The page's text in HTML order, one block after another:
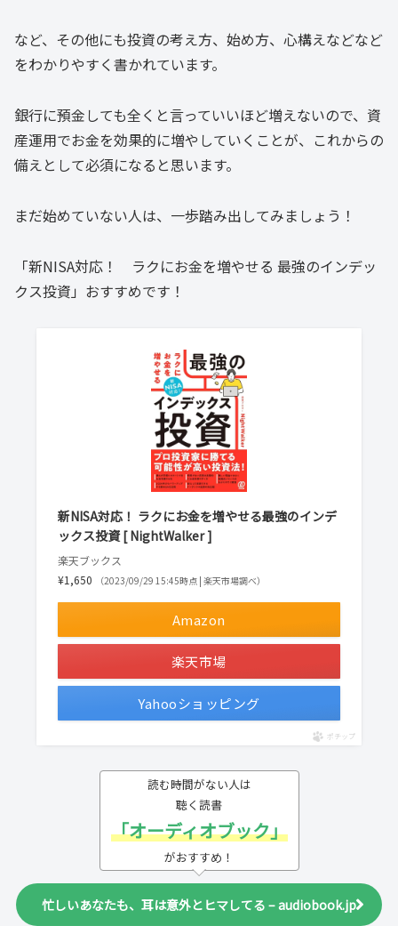
など、その他にも投資の考え方、始め方、心構えなどなど
をわかりやすく書かれています。
銀行に預金しても全くと言っていいほど増えないので、資
産運用でお金を効果的に増やしていくことが、これからの
備えとして必須になると思います。
まだ始めていない人は、一歩踏み出してみましょう！
「新NISA対応！ ラクにお金を増やせる 最強のインデッ
クス投資」おすすめです！
新NISA対応！ ラクにお金を増やせる最強のインデ
ックス投資 [ NightWalker ]
楽天ブックス
¥1,650
（2023/09/29 15:45時点 | 楽天市場調べ）
Amazon
楽天市場
Yahooショッピング
ポチップ
読む時間がない人は
聴く読書
「オーディオブック」
がおすすめ！
忙しいあなたも、耳は意外とヒマしてる – audiobook.jp